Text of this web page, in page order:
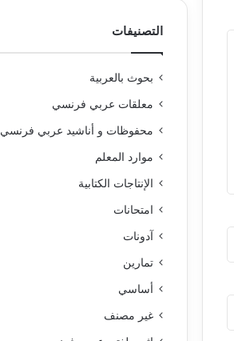
التصنيفات
بحوث بالعربية
معلقات عربي فرنسي
محفوظات و أناشيد عربي فرنسي
موارد المعلم
الإنتاجات الكتابية
امتحانات
آدونات
تمارين
أساسي
غير مصنف